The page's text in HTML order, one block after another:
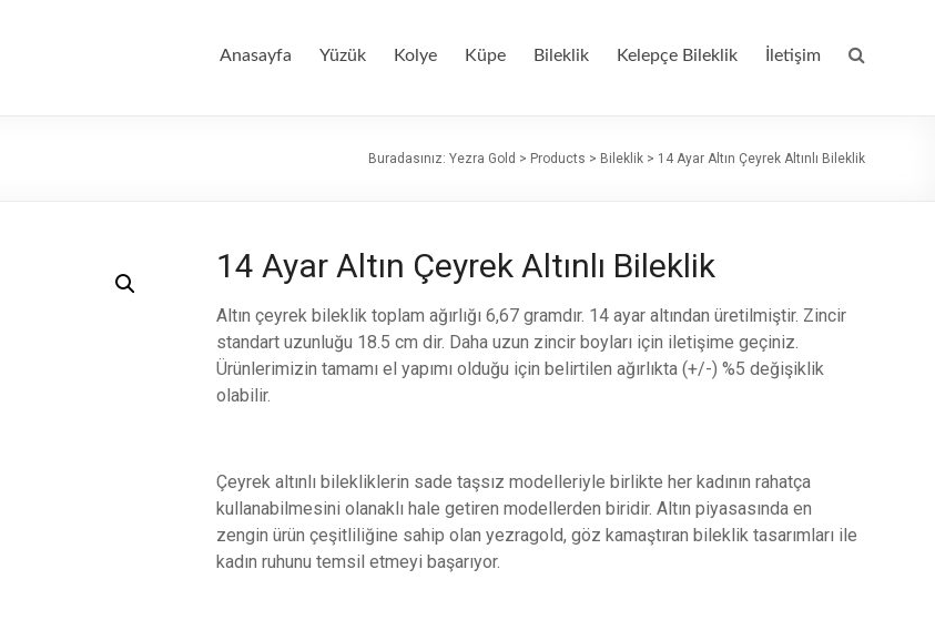
Anasayfa Yüzük Kolye Küpe Bileklik Kelepçe Bileklik İletişim
Buradasınız: Yezra Gold > Products > Bileklik > 14 Ayar Altın Çeyrek Altınlı Bileklik
14 Ayar Altın Çeyrek Altınlı Bileklik
Altın çeyrek bileklik toplam ağırlığı 6,67 gramdır. 14 ayar altından üretilmiştir. Zincir
standart uzunluğu 18.5 cm dir. Daha uzun zincir boyları için iletişime geçiniz.
Ürünlerimizin tamamı el yapımı olduğu için belirtilen ağırlıkta (+/-) %5 değişiklik
olabilir.
Çeyrek altınlı bilekliklerin sade taşsız modelleriyle birlikte her kadının rahatça
kullanabilmesini olanaklı hale getiren modellerden biridir. Altın piyasasında en
zengin ürün çeşitliliğine sahip olan yezragold, göz kamaştıran bileklik tasarımları ile
kadın ruhunu temsil etmeyi başarıyor.